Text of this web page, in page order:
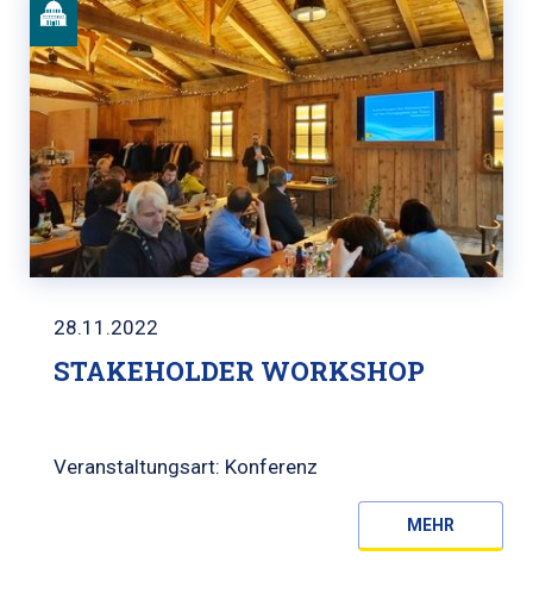
28.11.2022
STAKEHOLDER WORKSHOP
Veranstaltungsart: Konferenz
MEHR